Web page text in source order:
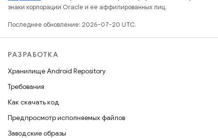
знаки корпорации Oracle и ее аффилированных лиц.
Последнее обновление: 2026-07-20 UTC.
РАЗРАБОТКА
Хранилище Android Repository
Требования
Как скачать код
Предпросмотр исполняемых файлов
Заводские образы